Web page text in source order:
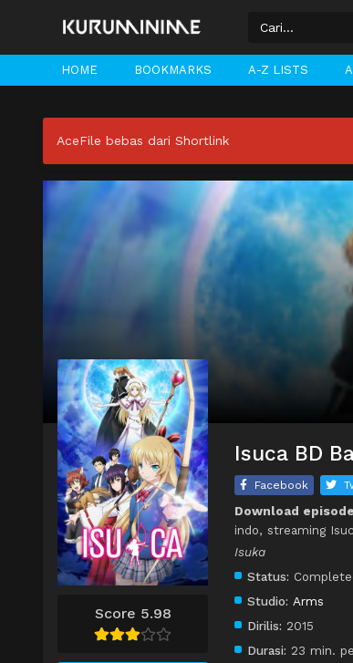
HOME BOOKMARKS A-Z LISTS
AceFile bebas dari Shortlink
Score 5.98
Isuca BD
Facebook
Download
indo, streaming
Isuka
Status:
Studio: Arms
Dirilis: 2015
Durasi: 23 min.